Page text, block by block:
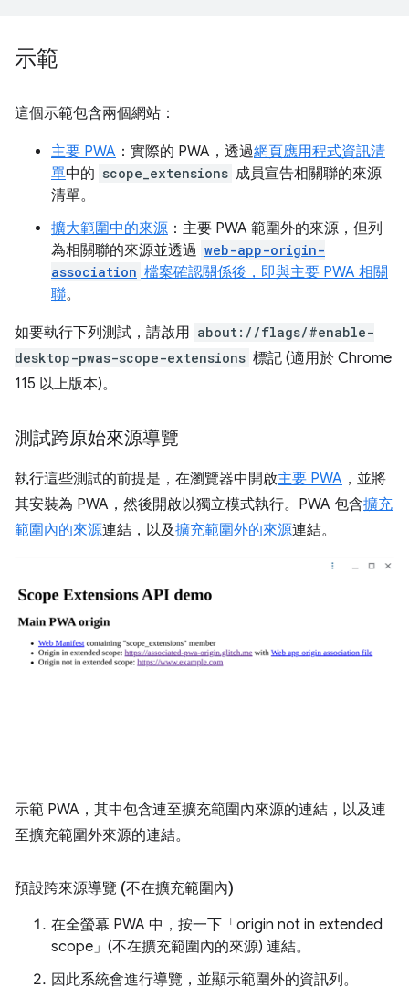
示範
這個示範包含兩個網站：
主要 PWA ：實際的 PWA，透過網頁應用程式資訊清
單中的 scope_extensions 成員宣告相關聯的來源
清單。
擴大範圍中的來源 ：主要 PWA 範圍外的來源，但列
為相關聯的來源並透過 web-app-origin-
association 檔案確認關係後，即與主要 PWA 相關
聯。
如要執行下列測試，請啟用 about://flags/#enable-
desktop-pwas-scope-extensions 標記 (適用於 Chrome
115 以上版本)。
測試跨原始來源導覽
執行這些測試的前提是，在瀏覽器中開啟主要 PWA ，並將
其安裝為 PWA，然後開啟以獨立模式執行。PWA 包含擴充
範圍內的來源連結，以及擴充範圍外的來源連結。
示範 PWA，其中包含連至擴充範圍內來源的連結，以及連
至擴充範圍外來源的連結。
預設跨來源導覽 (不在擴充範圍內)
在全螢幕 PWA 中，按一下「origin not in extended
scope」(不在擴充範圍內的來源) 連結。
因此系統會進行導覽，並顯示範圍外的資訊列。